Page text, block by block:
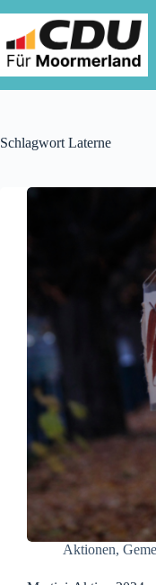
Schlagwort Laterne
Aktionen,